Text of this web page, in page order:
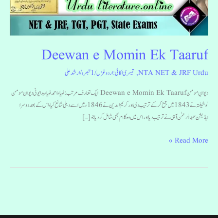
Deewan e Momin Ek Taaruf
NTA NET & JRF Urdu
, تیسری اکائی: اردو غزل/1 تبصرہ /ارشد علی
دیوانِ مومن Deewan e Momin Ek Taaruf ایک تعارف مرتب : ضیاء احمد ضیاء بدایونی دیوان مومن
کو شیفتہ نے 1843 میں جمع کرکے ترتیب دی اور کریم الدین نے 1846ء میں اسے دہلی شائع کیا، اس کے بعد دوسرا
ایڈیشن عبدالرحمٰن آہی نے ترتیب دیا اور اس میں وہ کلام بھی شامل کردیا جو […]
Read More »